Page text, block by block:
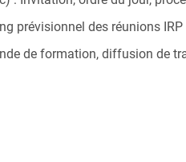
prévisionnel des réunions IRP
de formation, diffusion de